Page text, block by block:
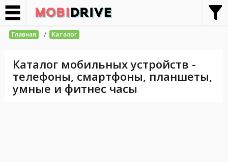
Главная / Каталог
Каталог мобильных устройств -
телефоны, смартфоны, планшеты,
умные и фитнес часы